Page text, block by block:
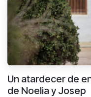
Un atardecer de
de Noelia y Josep